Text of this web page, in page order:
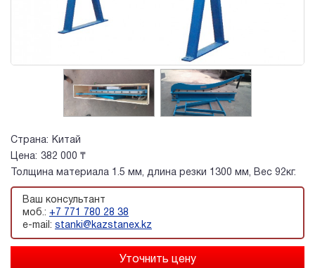
Страна:
Китай
Цена: 382 000 ₸
Толщина материала 1.5 мм, длина резки 1300 мм, Вес 92кг.
Ваш консультант
моб.: +7 771 780 28 38
e-mail: stanki@kazstanex.kz